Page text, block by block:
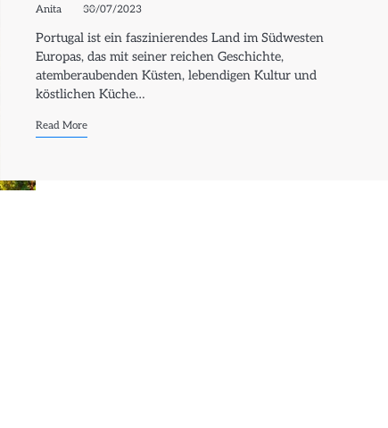
Anita 30/07/2023
Portugal ist ein faszinierendes Land im Südwesten
Europas, das mit seiner reichen Geschichte,
atemberaubenden Küsten, lebendigen Kultur und
köstlichen Küche…
Read More